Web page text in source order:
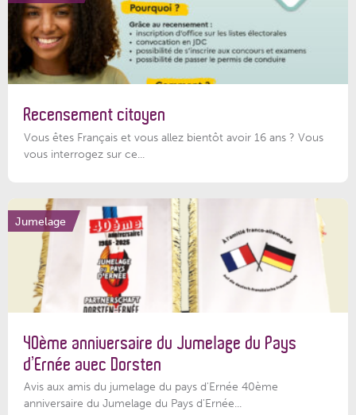
Recensement citoyen
Vous êtes Français et vous allez bientôt avoir 16 ans ? Vous
vous interrogez sur ce...
Jumelage
40ème anniversaire du Jumelage du Pays
d’Ernée avec Dorsten
Avis aux amis du jumelage du pays d'Ernée 40ème
anniversaire du Jumelage du Pays d'Ernée...